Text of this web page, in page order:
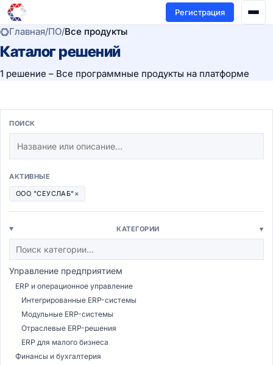
Регистрация
Главная/ПО/Все продукты
Каталог решений
1 решение – Все программные продукты на платформе
ПОИСК
АКТИВНЫЕ
ООО "СЕУСЛАБ" ×
КАТЕГОРИИ ▾
Управление предприятием
ERP и операционное управление
Интегрированные ERP-системы
Модульные ERP-системы
Отраслевые ERP-решения
ERP для малого бизнеса
Финансы и бухгалтерия